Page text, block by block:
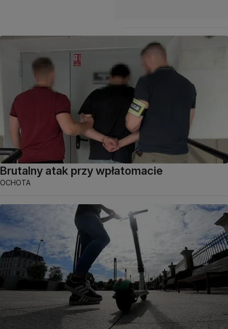
Brutalny atak przy wpłatomacie
OCHOTA